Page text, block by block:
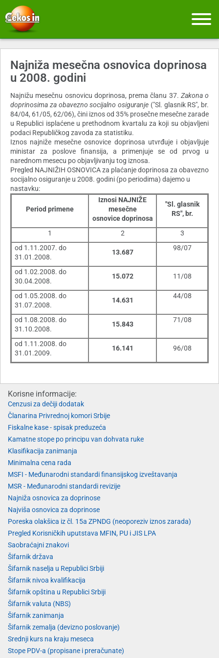
Najniža mesečna osnovica doprinosa
u 2008. godini
Najnižu mesečnu osnovicu doprinosa, prema članu 37. Zakona o
doprinosima za obavezno socijalno osiguranje ("Sl. glasnik RS", br.
84/04, 61/05, 62/06), čini iznos od 35% prosečne mesečne zarade
u Republici isplaćene u prethodnom kvartalu za koji su objavljeni
podaci Republičkog zavoda za statistiku.
Iznos najniže mesečne osnovice doprinosa utvrđuje i objavljuje
ministar za poslove finansija, a primenjuje se od prvog u
narednom mesecu po objavljivanju tog iznosa.
Pregled NAJNIŽIH OSNOVICA za plaćanje doprinosa za obavezno
socijalno osiguranje u 2008. godini (po periodima) dajemo u
nastavku:
Period primene
Iznosi NAJNIŽE
mesečne
osnovice doprinosa
"Sl. glasnik
RS", br.
1 2
3
od 1.11.2007. do
31.01.2008.
13.687
98/07
od 1.02.2008. do
30.04.2008.
15.072 11/08
od 1.05.2008. do
31.07.2008.
14.631
44/08
od 1.08.2008. do
31.10.2008.
15.843
71/08
od 1.11.2008. do
31.01.2009.
16.141 96/08
Korisne informacije:
Cenzusi za dečiji dodatak
Članarina Privrednoj komori Srbije
Fiskalne kase - spisak preduzeća
Kamatne stope po principu van dohvata ruke
Klasifikacija zanimanja
Minimalna cena rada
MSFI - Međunarodni standardi finansijskog izveštavanja
MSR - Međunarodni standardi revizije
Najniža osnovica za doprinose
Najviša osnovica za doprinose
Poreska olakšica iz čl. 15a ZPNDG (neoporeziv iznos zarada)
Pregled Korisničkih uputstava MFIN, PU i JIS LPA
Saobraćajni znakovi
Šifarnik država
Šifarnik naselja u Republici Srbiji
Šifarnik nivoa kvalifikacija
Šifarnik opština u Republici Srbiji
Šifarnik valuta (NBS)
Šifarnik zanimanja
Šifarnik zemalja (devizno poslovanje)
Srednji kurs na kraju meseca
Stope PDV-a (propisane i preračunate)